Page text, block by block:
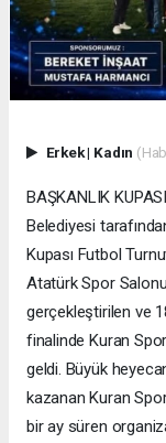
Erkek| Kadın
BAŞKANLIK
Belediyesi
Kupası Futbol
Atatürk Spor
gerçekleştirilen ve
finalinde Kuran
geldi. Büyük
kazanan Kuran
bir ay süren